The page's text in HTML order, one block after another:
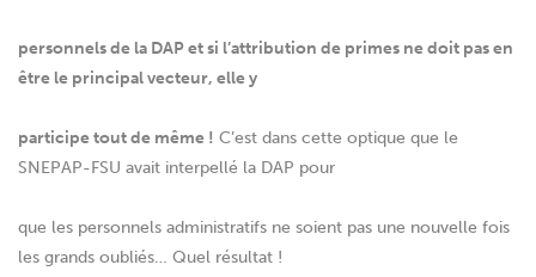
personnels de la DAP et si l’attribution de primes ne doit pas en
être le principal vecteur, elle y
participe tout de même ! C’est dans cette optique que le
SNEPAP-FSU avait interpellé la DAP pour
que les personnels administratifs ne soient pas une nouvelle fois
les grands oubliés… Quel résultat !